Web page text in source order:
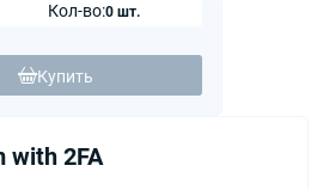
Кол-во:0 шт.
Купить
with 2FA